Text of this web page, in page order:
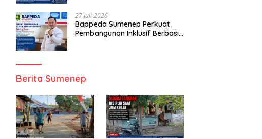
27 Juli 2026
Bappeda Sumenep Perkuat
Pembangunan Inklusif Berbasis
Berita Sumenep